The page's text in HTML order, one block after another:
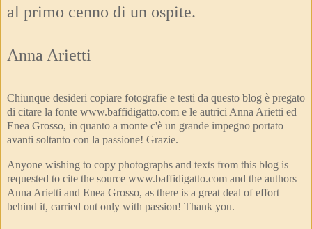
al primo cenno di un ospite.
Anna Arietti
Chiunque desideri copiare fotografie e testi da questo blog è pregato
di citare la fonte www.baffidigatto.com e le autrici Anna Arietti ed
Enea Grosso, in quanto a monte c'è un grande impegno portato
avanti soltanto con la passione! Grazie.
Anyone wishing to copy photographs and texts from this blog is
requested to cite the source www.baffidigatto.com and the authors
Anna Arietti and Enea Grosso, as there is a great deal of effort
behind it, carried out only with passion! Thank you.